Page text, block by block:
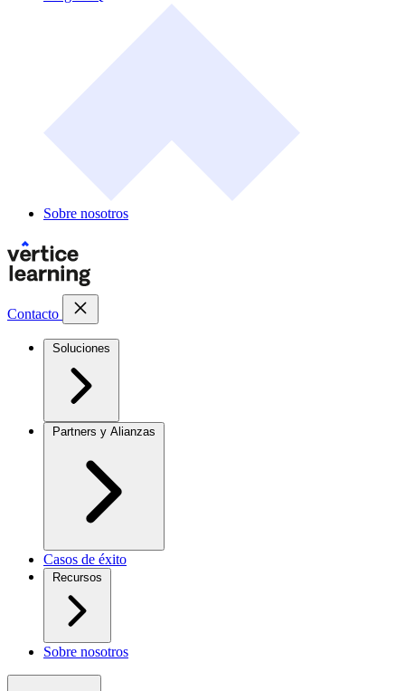
Sobre nosotros
Contacto
Soluciones
Partners y Alianzas
Casos de éxito
Recursos
Sobre nosotros